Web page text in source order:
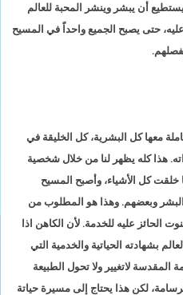
أن يبشر وينشر المحبة للعالم
حتى يصبح الجميع واحداً في المسيح
معها كل البشرية، كل الخليقة في
هذا كله يظهر لنا من خلال شخصية
كل الأشياء، وأصبح المسيح
وبعضهم. وهذا هو المطلوب من
الحائز عليه للخدمة. لأن الكاهن اذا
بشهادته الحياتية والخدمية التي
المقدسة لاتغيير ولا تحول الطبيعة
لكن هذا يحتاج إلى مسيرة حياتة